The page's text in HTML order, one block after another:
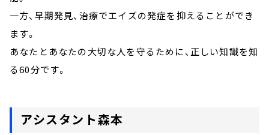
一方、早期発見、治療でエイズの発症を抑えることができ
ます。
あなたとあなたの大切な人を守るために、正しい知識を知
る60分です。
アシスタント森本